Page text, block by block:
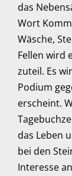
das
Wort
Wäsche,
Fellen wird
zuteil. Es
Podium
erscheint.
das Leben
bei den
Interesse